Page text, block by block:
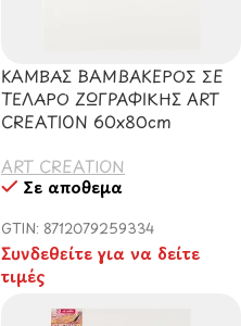
ΚΑΜΒΑΣ ΒΑΜΒΑΚΕΡΟΣ ΣΕ
ΤΕΛΑΡΟ ΖΩΓΡΑΦΙΚΗΣ ART
CREATION 60x80cm
ART CREATION
Σε απόθεμα
GTIN: 8712079259334
Συνδεθείτε για να δείτε
τιμές